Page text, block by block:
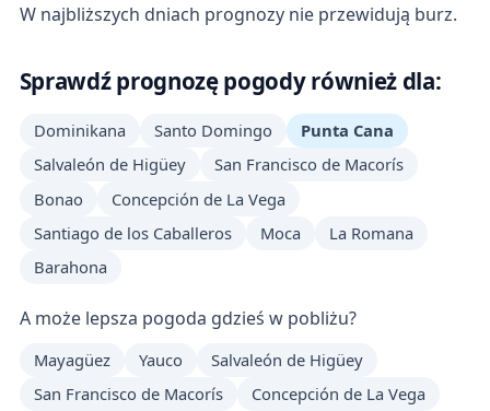
W najbliższych dniach prognozy nie przewidują burz.
Sprawdź prognozę pogody również dla:
Dominikana Santo Domingo
Punta Cana
Salvaleón de Higüey
San Francisco de Macorís
Bonao
Concepción de La Vega
Santiago de los Caballeros
Moca
La Romana
Barahona
A może lepsza pogoda gdzieś w pobliżu?
Mayagüez Yauco
Salvaleón de Higüey
San Francisco de Macorís
Concepción de La Vega